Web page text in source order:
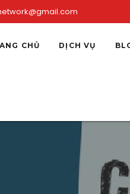
CHỦ DỊCH VỤ